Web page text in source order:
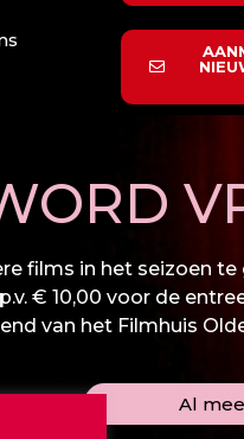
films in het seizoen te
€ 10,00 voor de
van het Filmhuis
Al